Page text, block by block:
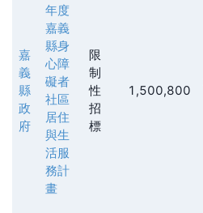
嘉
義
縣
政
府
年度
嘉義
縣身
心障
礙者
社區
居住
與生
活服
務計
畫
限
制
性
招
標
1,500,800